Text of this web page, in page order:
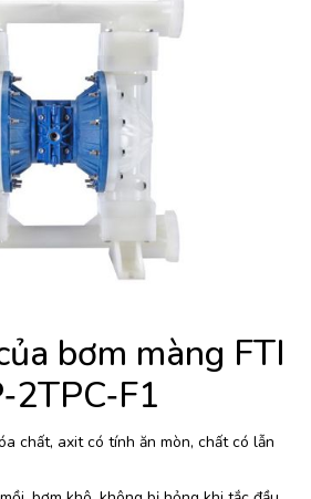
bơm màng FTI
chất, axit có tính ăn mòn, chất có lẫn